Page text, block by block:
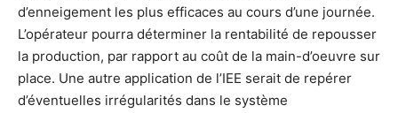
d’enneigement les plus efficaces au cours d’une journée.
L’opérateur pourra déterminer la rentabilité de repousser
la production, par rapport au coût de la main-d’oeuvre sur
place. Une autre application de l’IEE serait de repérer
d’éventuelles irrégularités dans le système